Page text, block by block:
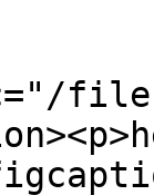
files/